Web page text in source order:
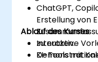
ChatGPT,
Erstellung von
zu nutzen.
KI-Tools mit
Ablauf des Kurses
Interaktive